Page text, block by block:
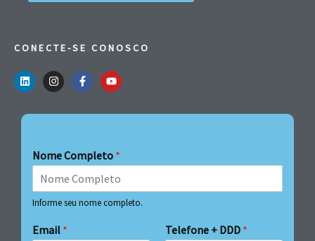
CONECTE-SE CONOSCO
Nome Completo *
Informe seu nome completo.
Email * Telefone + DDD *